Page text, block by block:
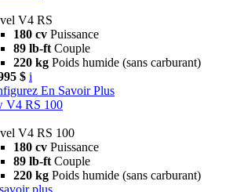
V4 RS
180 cv Puissance
89 lb-ft Couple
220 kg Poids humide (sans carburant)
$ i
En Savoir Plus
V4 RS 100
V4 RS 100
180 cv Puissance
89 lb-ft Couple
220 kg Poids humide (sans carburant)
plus